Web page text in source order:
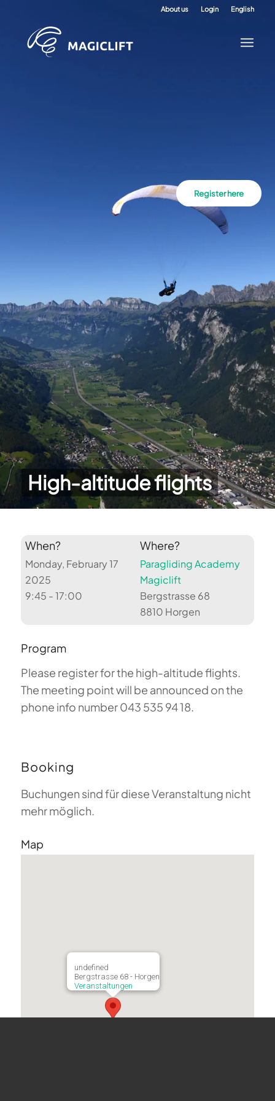
About us Login English
High-altitude flights
Register here
When?
Monday, February 17
2025
9:45 - 17:00
Where?
Paragliding Academy
Magiclift
Bergstrasse 68
8810 Horgen
Program
Please register for the high-altitude flights.
The meeting point will be announced on the
phone info number 043 535 94 18.
Booking
Buchungen sind für diese Veranstaltung nicht
mehr möglich.
Map
undefined
Bergstrasse 68 - Horgen
Veranstaltungen